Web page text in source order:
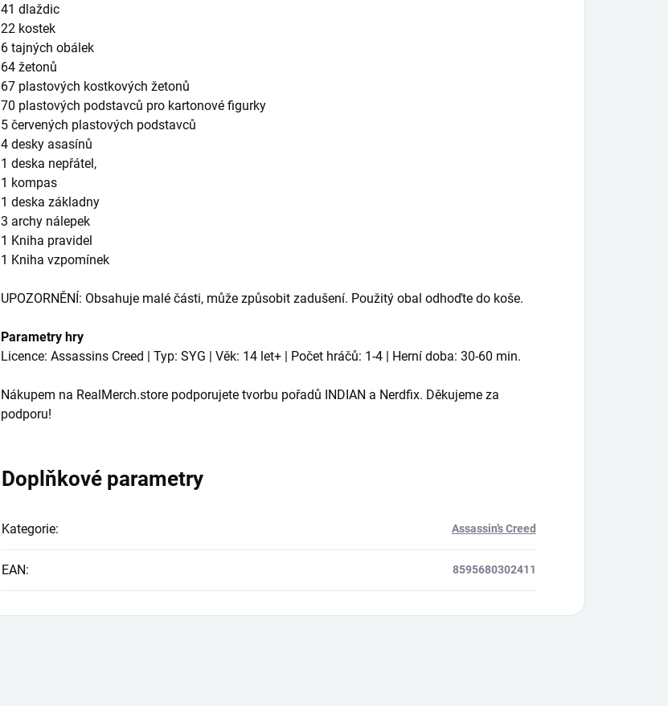
41 dlaždic
22 kostek
6 tajných obálek
64 žetonů
67 plastových kostkových žetonů
70 plastových podstavců pro kartonové figurky
5 červených plastových podstavců
4 desky asasínů
1 deska nepřátel,
1 kompas
1 deska základny
3 archy nálepek
1 Kniha pravidel
1 Kniha vzpomínek
UPOZORNĚNÍ: Obsahuje malé části, může způsobit zadušení. Použitý obal odhoďte do koše.
Parametry hry
Licence: Assassins Creed | Typ: SYG | Věk: 14 let+ | Počet hráčů: 1-4 | Herní doba: 30-60 min.
Nákupem na RealMerch.store podporujete tvorbu pořadů INDIAN a Nerdfix. Děkujeme za
podporu!
Doplňkové parametry
Kategorie: Assassin’s Creed
EAN: 8595680302411